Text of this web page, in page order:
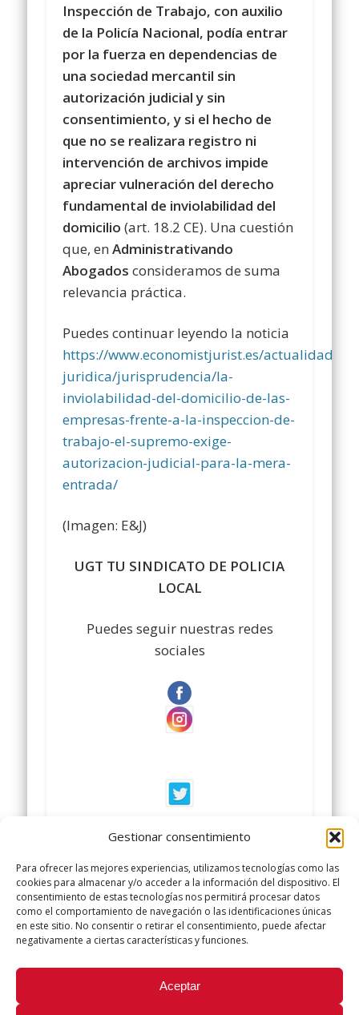
Gestionar consentimiento
Para ofrecer las mejores experiencias, utilizamos tecnologías como las
cookies para almacenar y/o acceder a la información del dispositivo. El
consentimiento de estas tecnologías nos permitirá procesar datos
como el comportamiento de navegación o las identificaciones únicas
en este sitio. No consentir o retirar el consentimiento, puede afectar
negativamente a ciertas características y funciones.
Aceptar
Inspección de Trabajo, con auxilio
de la Policía Nacional, podía entrar
por la fuerza en dependencias de
una sociedad mercantil sin
autorización judicial y sin
consentimiento, y si el hecho de
que no se realizara registro ni
intervención de archivos impide
apreciar vulneración del derecho
fundamental de inviolabilidad del
domicilio (art. 18.2 CE). Una cuestión
que, enAdministrativando
Abogados consideramos de suma
relevancia práctica.
Puedes continuar leyendo la noticia
https://www.economistjurist.es/actualidad-
juridica/jurisprudencia/la-
inviolabilidad-del-domicilio-de-las-
empresas-frente-a-la-inspeccion-de-
trabajo-el-supremo-exige-
autorizacion-judicial-para-la-mera-
entrada/
(Imagen: E&J)
UGT TU SINDICATO DE POLICIA
LOCAL
Puedes seguir nuestras redes
sociales
LOCAL
#sindicatopolicialocal
#sindicatopolicialocalugt
Did you like this article? Share it with your friends!